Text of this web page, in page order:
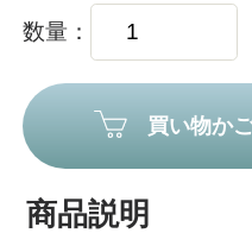
数量
買い物か
商品説明